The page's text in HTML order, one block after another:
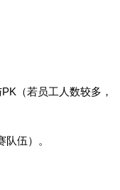
PK （若员工人数较多，
伍）。